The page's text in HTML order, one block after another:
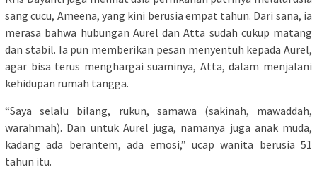
sang cucu, Ameena, yang kini berusia empat tahun. Dari sana, ia
merasa bahwa hubungan Aurel dan Atta sudah cukup matang
dan stabil. Ia pun memberikan pesan menyentuh kepada Aurel,
agar bisa terus menghargai suaminya, Atta, dalam menjalani
kehidupan rumah tangga.
“Saya selalu bilang, rukun, samawa (sakinah, mawaddah,
warahmah). Dan untuk Aurel juga, namanya juga anak muda,
kadang ada berantem, ada emosi,” ucap wanita berusia 51
tahun itu.